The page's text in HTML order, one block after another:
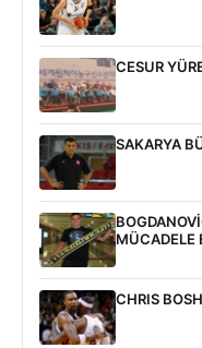
CESUR
SAKARYA
MÜCADELE
CHRIS